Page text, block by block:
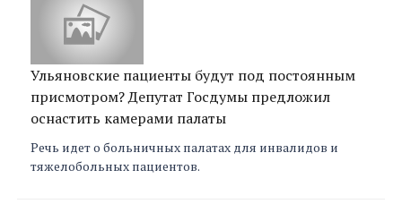
Ульяновские пациенты будут под постоянным
присмотром? Депутат Госдумы предложил
оснастить камерами палаты
Речь идет о больничных палатах для инвалидов и
тяжелобольных пациентов.